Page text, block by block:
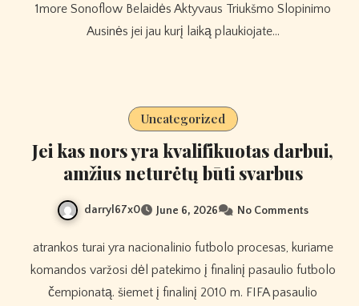
1more Sonoflow Belaidės Aktyvaus Triukšmo Slopinimo
Ausinės jei jau kurį laiką plaukiojate…
Uncategorized
Jei kas nors yra kvalifikuotas darbui,
amžius neturėtų būti svarbus
darryl67x0 June 6, 2026 No Comments
atrankos turai yra nacionalinio futbolo procesas, kuriame
komandos varžosi dėl patekimo į finalinį pasaulio futbolo
čempionatą. šiemet į finalinį 2010 m. FIFA pasaulio